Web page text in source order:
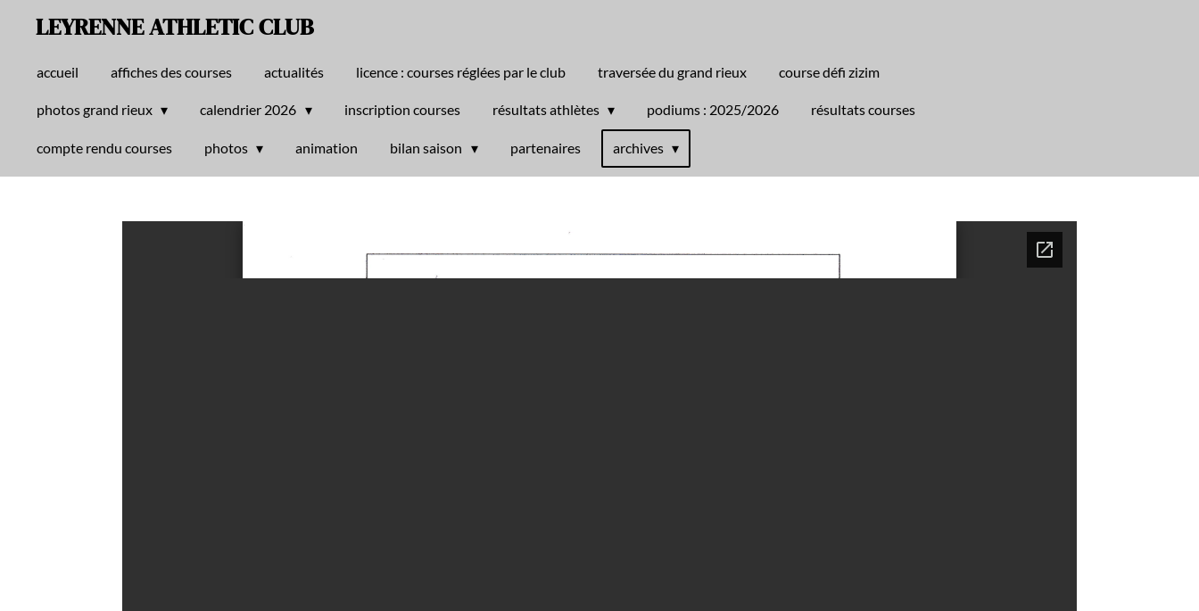
Passer
contenu
LEYRENNE ATHLETIC CLUB
accueil affiches des courses actualités licence : courses réglées par le club traversée du grand rieux course défi zizim
photos grand rieux calendrier 2026 inscription courses résultats athlètes podiums : 2025/2026 résultats courses
compte rendu courses photos animation bilan saison partenaires archives